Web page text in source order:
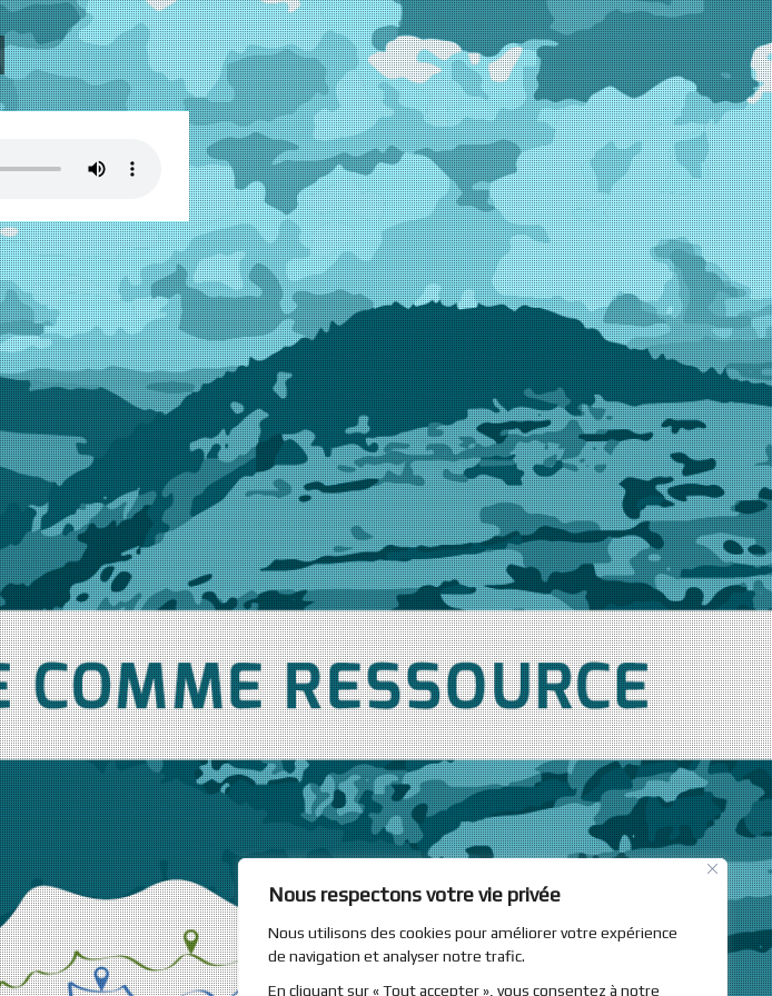
Nous respectons votre vie privée
Nous utilisons des cookies pour améliorer votre expérience
de navigation et analyser notre trafic.
En cliquant sur « Tout accepter », vous consentez à notre